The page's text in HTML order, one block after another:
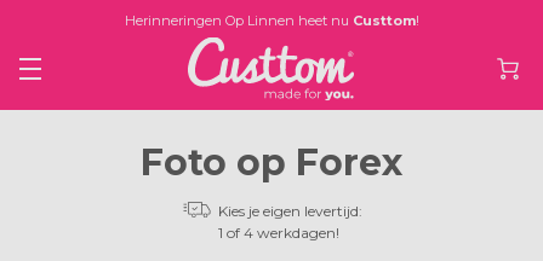
Herinneringen Op Linnen heet nu Custtom!
Foto op Forex
Kies je eigen levertijd:
1 of 4 werkdagen!